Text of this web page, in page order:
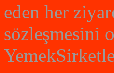
eden her
sözleşmesini